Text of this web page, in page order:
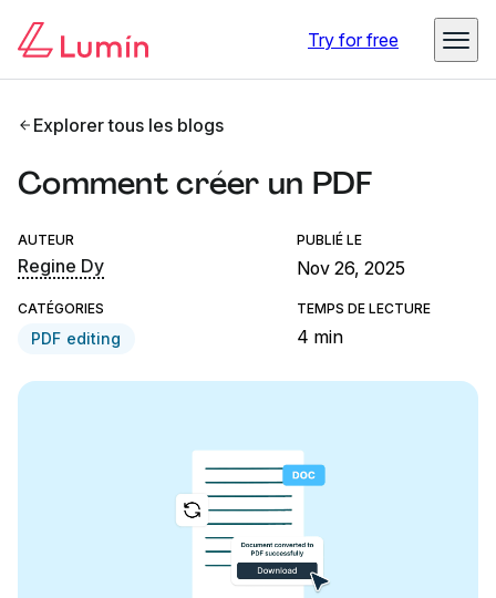
Try for free
Explorer tous les blogs
Comment créer un PDF
AUTEUR
Regine Dy
PUBLIÉ LE
Nov 26, 2025
CATÉGORIES
PDF editing
TEMPS DE LECTURE
4 min